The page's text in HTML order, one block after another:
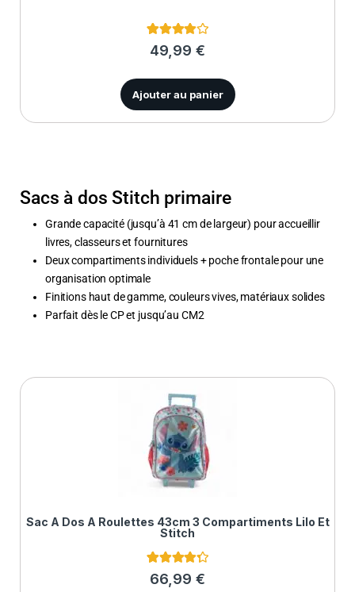
Noté4.00
sur 5
sur
notation
client
49,99 €
Ajouter au panier
Sacs à dos Stitch primaire
Grande capacité (jusqu’à 41 cm de largeur) pour accueillir
livres, classeurs et fournitures
Deux compartiments individuels + poche frontale pour une
organisation optimale
Finitions haut de gamme, couleurs vives, matériaux solides
Parfait dès le CP et jusqu’au CM2
Sac À Dos À Roulettes 43cm 3 Compartiments Lilo Et
Stitch
Noté4.33
sur 5
366,99 €